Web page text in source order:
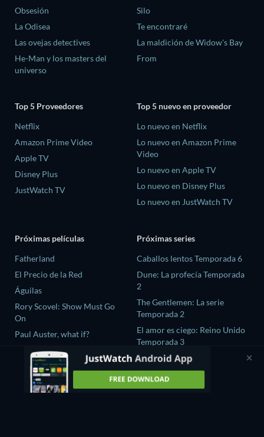
Obsesión
La Odisea
Las ovejas detectives
He-Man y los masters del
universo
Silo
Te encontraré
La maldición de Widow's Bay
From
Top 5 Proveedores
Netflix
Amazon Prime Video
Apple TV
Disney Plus
JustWatch TV
Top 5 nuevo en proveedor
Lo nuevo en Netflix
Lo nuevo en Amazon Prime
Video
Lo nuevo en Apple TV
Lo nuevo en Disney Plus
Lo nuevo en JustWatch TV
Próximas películas
Fatherland
El Precio de la Red
Águilas
Rory Scovel: Show Must Go
On
Paul Auster, what if?
Próximas series
Caballos lentos Temporada 6
Dune: La profecía Temporada
2
The Gentlemen: La serie
Temporada 2
El amor es ciego: Reino Unido
Temporada 3
The Chosen In The Wild with
Bear Grylls Temporada 1